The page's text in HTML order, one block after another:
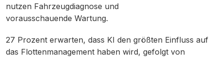
nutzen Fahrzeugdiagnose und
vorausschauende Wartung.
27 Prozent erwarten, dass KI den größten Einfluss auf
das Flottenmanagement haben wird, gefolgt von